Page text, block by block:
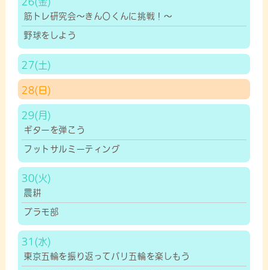
筋トレ研究会～きん〇くんに挑戦！～
野球をしよう
27
28
29
ギターを弾こう
フットサルミーティング
30
農耕
プラモ部
31
東京五輪を振り返ってパリ五輪を楽しもう